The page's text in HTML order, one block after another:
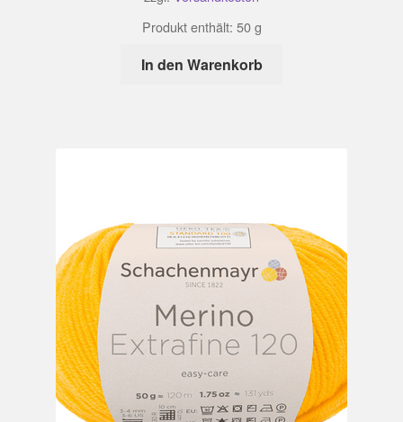
Produkt enthält: 50g
In den Warenkorb